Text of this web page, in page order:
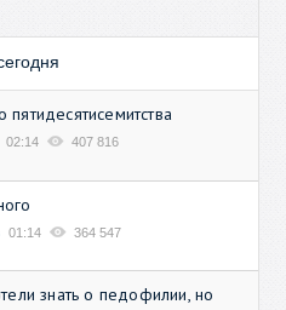
02:14 407 816
01:14 364 547
знать о педофилии, но